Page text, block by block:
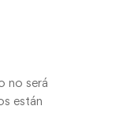
no será
están